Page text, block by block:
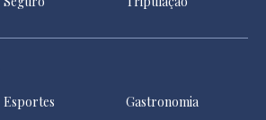
Esportes
Gastronomia